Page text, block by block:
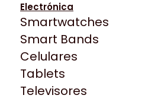
Electrónica
Smartwatches
Smart Bands
Celulares
Tablets
Televisores